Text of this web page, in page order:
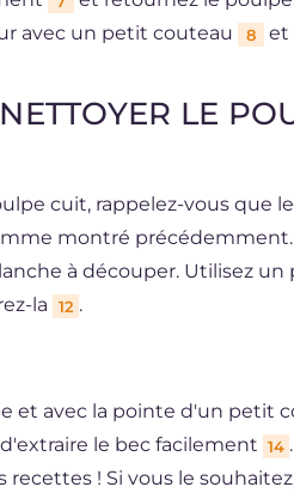
avec un petit couteau
8 et
LE
cuit, rappelez-vous que
montré
à découper. Utilisez
la 12 .
et avec la pointe d'un petit
le bec facilement 14
recettes ! Si vous le